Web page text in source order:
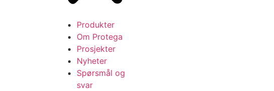
Produkter
Om Protega
Prosjekter
Nyheter
Spørsmål og
svar